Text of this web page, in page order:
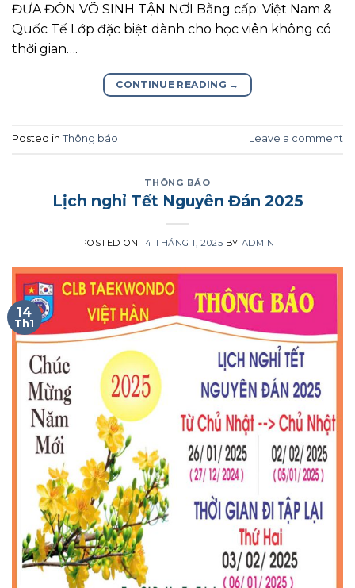
ĐƯA ĐÓN VÕ SINH TẬN NƠI Bằng cấp: Việt Nam &
Quốc Tế Lớp đặc biệt dành cho học viên không có
thời gian….
CONTINUE READING →
Posted in Thông báo Leave a comment
THÔNG BÁO
Lịch nghỉ Tết Nguyên Đán 2025
POSTED ON14 THÁNG 1, 2025 BY ADMIN
14
Th1